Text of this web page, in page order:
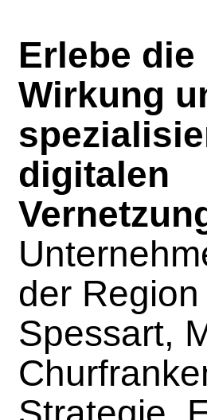
Erlebe die
Wirkung
digitalen
der
Spessart,